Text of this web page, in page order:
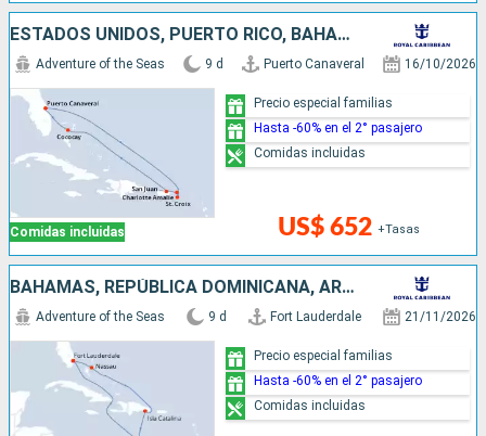
ESTADOS UNIDOS, PUERTO RICO, BAHAMAS
Comidas incluidas
Adventure of the Seas 9 d Puerto Canaveral 16/10/2026
US$ 652 +Tasas
Precio especial familias
Hasta -60% en el 2° pasajero
Comidas incluidas
BAHAMAS, REPÚBLICA DOMINICANA, ARUBA, ESTADOS UNIDOS
Adventure of the Seas 9 d Fort Lauderdale 21/11/2026
Precio especial familias
Hasta -60% en el 2° pasajero
Comidas incluidas